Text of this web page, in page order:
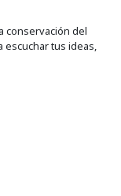
conservación del
escuchar tus ideas,